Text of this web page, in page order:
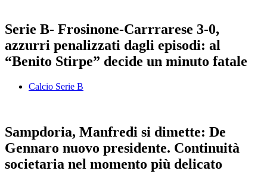
Serie B- Frosinone-Carrrarese 3-0,
azzurri penalizzati dagli episodi: al
“Benito Stirpe” decide un minuto fatale
Calcio Serie B
Sampdoria, Manfredi si dimette: De
Gennaro nuovo presidente. Continuità
societaria nel momento più delicato